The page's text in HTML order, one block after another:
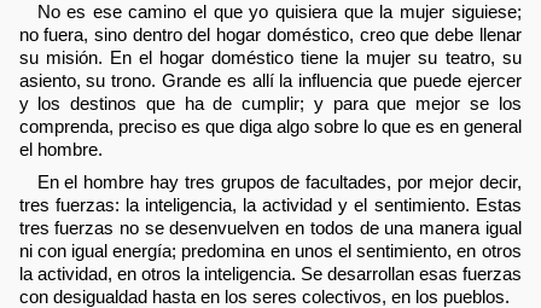
No es ese camino el que yo quisiera que la mujer siguiese;
no fuera, sino dentro del hogar doméstico, creo que debe llenar
su misión. En el hogar doméstico tiene la mujer su teatro, su
asiento, su trono. Grande es allí la influencia que puede ejercer
y los destinos que ha de cumplir; y para que mejor se los
comprenda, preciso es que diga algo sobre lo que es en general
el hombre.
En el hombre hay tres grupos de facultades, por mejor decir,
tres fuerzas: la inteligencia, la actividad y el sentimiento. Estas
tres fuerzas no se desenvuelven en todos de una manera igual
ni con igual energía; predomina en unos el sentimiento, en otros
la actividad, en otros la inteligencia. Se desarrollan esas fuerzas
con desigualdad hasta en los seres colectivos, en los pueblos.